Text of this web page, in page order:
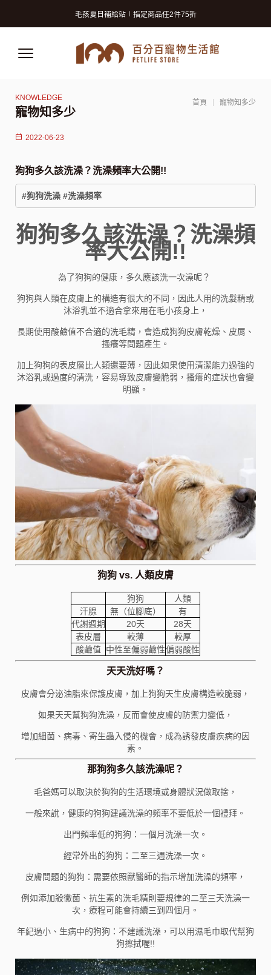
寵物知多少
首頁 寵物知多少
2022-06-23
狗狗多久該洗澡？洗澡頻率大公開!!
#狗狗洗澡 #洗澡頻率
狗狗多久該洗澡？洗澡頻
率大公開!!
為了狗狗的健康，多久應該洗一次澡呢？
狗狗與人類在皮膚上的構造有很大的不同，因此人用的洗髮精或
沐浴乳並不適合拿來用在毛小孩身上，
長期使用酸鹼值不合適的洗毛精，會造成狗狗皮膚乾燥、皮屑、
搔癢等問題產生。
加上狗狗的表皮層比人類還要薄，因此如果使用清潔能力過強的
沐浴乳或過度的清洗，容易導致皮膚變脆弱，搔癢的症狀也會變
明顯。
狗狗 vs. 人類皮膚
狗狗
人類
汗腺
無（位腳底）
有
代謝週期
20天
28天
表皮層
較薄
較厚
酸鹼值
中性至偏弱鹼性偏弱酸性
天天洗好嗎？
皮膚會分泌油脂來保護皮膚，加上狗狗天生皮膚構造較脆弱，
如果天天幫狗狗洗澡，反而會使皮膚的防禦力變低，
增加細菌、病毒、寄生蟲入侵的機會，成為誘發皮膚疾病的因
素。
那狗狗多久該洗澡呢？
毛爸媽可以取決於狗狗的生活環境或身體狀況做取捨，
一般來說，健康的狗狗建議洗澡的頻率不要低於一個禮拜。
出門頻率低的狗狗：一個月洗澡一次。
經常外出的狗狗：二至三週洗澡一次。
皮膚問題的狗狗：需要依照獸醫師的指示增加洗澡的頻率，
例如添加殺黴菌、抗生素的洗毛精則要規律的二至三天洗澡一
次，療程可能會持續三到四個月。
年紀過小、生病中的狗狗：不建議洗澡，可以用濕毛巾取代幫狗
狗擦拭喔!!
毛孩夏日補給站∣指定商品任2件75折
獸醫師推薦的寵物保險! 守護毛孩再升級!